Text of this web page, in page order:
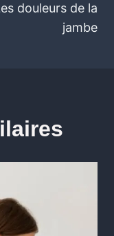
douleurs de la
jambe